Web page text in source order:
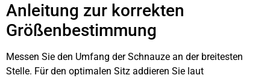
Anleitung zur korrekten
Größenbestimmung
Messen Sie den Umfang der Schnauze an der breitesten
Stelle. Für den optimalen Sitz addieren Sie laut